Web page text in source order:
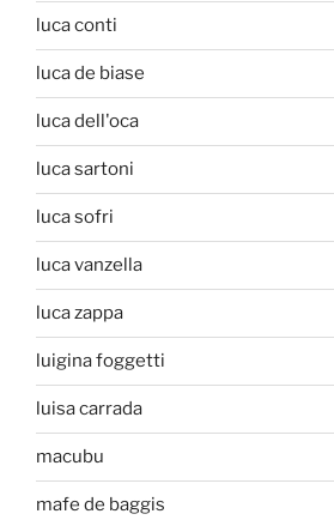
luca conti
luca de biase
luca dell'oca
luca sartoni
luca sofri
luca vanzella
luca zappa
luigina foggetti
luisa carrada
macubu
mafe de baggis